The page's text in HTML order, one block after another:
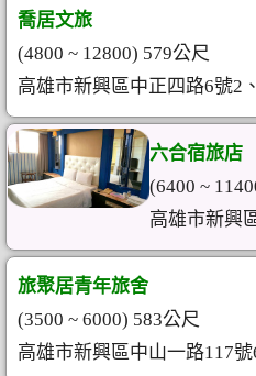
喬居文旅
(4800 ~ 12800) 579公尺
高雄市新興區中正四路6號2
六合宿旅店
(6400 ~
高雄市新興
旅聚居青年旅舍
(3500 ~ 6000) 583公尺
高雄市新興區中山一路117